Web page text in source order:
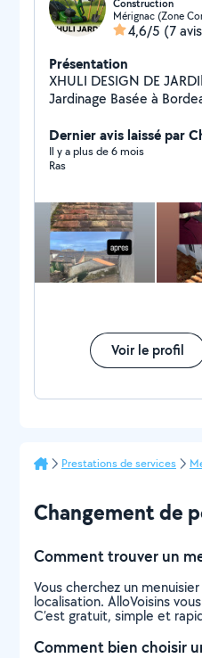
Construction
4,6/5 (7
Présentation
XHULI DESIGN DE JARDIN Construction
Jardinage Basée à
maison et de jardin. Nos prestations : Création et
entretien de jardins Travaux de construction et
maçonnerie Rénovation et restauration Aménagement
délais chaque projet est réalisé avec passion et
professionnalisme. Intervention à Bordeaux et ses
alentours. XHULI DESIGN DE JARDIN la passion du
travail bien fait.
Dernier avis laissé par
Il y a plus de 6 mois
Ras
Voir le profil
Prestations de services
Changement de
Comment trouver un
Vous cherchez un
localisation. AlloVoisins
C’est gratuit, simple et
Comment bien choisir